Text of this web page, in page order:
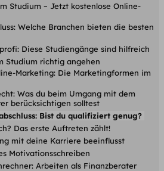
Studium – Jetzt kostenlose Online-
Welche Branchen bieten die besten
Diese Studiengänge sind hilfreich
Studium richtig angehen
Marketing: Die Marketingformen im
Was du beim Umgang mit dem
berücksichtigen solltest
Bist du qualifiziert genug?
Das erste Auftreten zählt!
mit deine Karriere beeinflusst
Motivationsschreiben
Arbeiten als Finanzberater